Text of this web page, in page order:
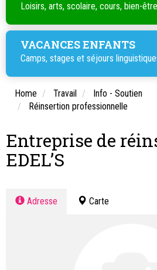
Loisirs, arts, scolaire, cours, bien-
VACANCES ENFANTS
Camps, stages et séjours
Home Travail
Info - Soutien
Réinsertion professionnelle
Entreprise de
EDEL’S
Adresse Carte